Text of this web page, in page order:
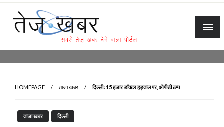
Skip
content
HOMEPAGE ताजा खबर दिल्लीः 15 हजार डॉक्टर हड़ताल पर, ओपीडी ठप्प
ताजा खबर दिल्ली